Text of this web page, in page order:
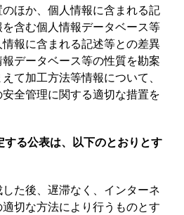
ほか、個人情報に含まれる記
含む個人情報データベース等
報に含まれる記述等との差異
データベース等の性質を勘案
て加工方法等情報について、
全管理に関する適切な措置を
る公表は、以下のとおりとす
た後、遅滞なく、インターネ
切な方法により行うものとす